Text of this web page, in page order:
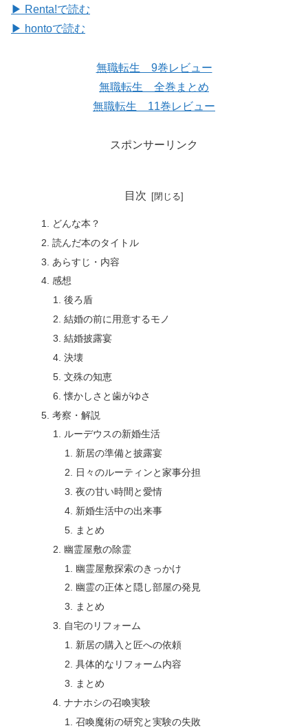
▶ Renta!で読む
▶ hontoで読む
無職転生 9巻レビュー
無職転生 全巻まとめ
無職転生 11巻レビュー
スポンサーリンク
目次
どんな本？
読んだ本のタイトル
あらすじ・内容
感想
後ろ盾
結婚の前に用意するモノ
結婚披露宴
決壊
文殊の知恵
懐かしさと歯がゆさ
考察・解説
ルーデウスの新婚生活
新居の準備と披露宴
日々のルーティンと家事分担
夜の甘い時間と愛情
新婚生活中の出来事
まとめ
幽霊屋敷の除霊
幽霊屋敷探索のきっかけ
幽霊の正体と隠し部屋の発見
まとめ
自宅のリフォーム
新居の購入と匠への依頼
具体的なリフォーム内容
まとめ
ナナホシの召喚実験
召喚魔術の研究と実験の失敗